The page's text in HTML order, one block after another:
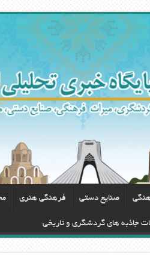
صنایع دستی فرهنگی هنری
جاذبه های گردشگری و تاریخی